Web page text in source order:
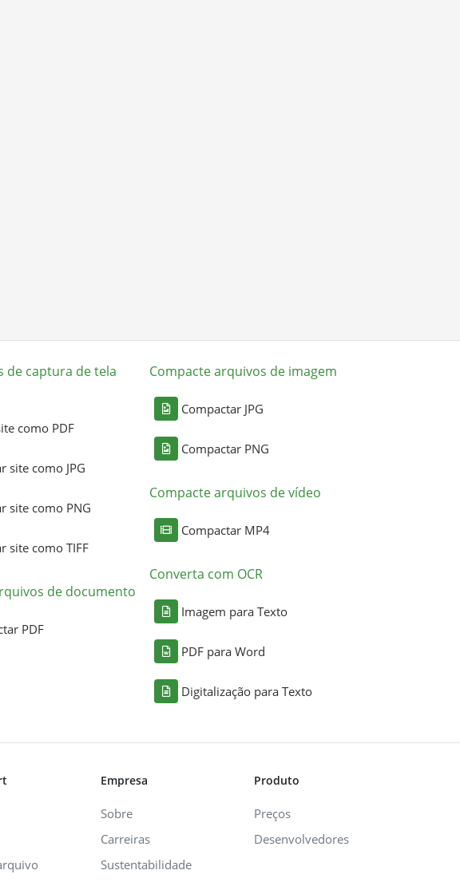
de captura de tela
como PDF
site como JPG
site como PNG
site como TIFF
de documento
PDF
Compacte arquivos de imagem
Compactar JPG
Compactar PNG
Compacte arquivos de vídeo
Compactar MP4
Converta com OCR
Imagem para Texto
PDF para Word
Digitalização para Texto
Empresa
Sobre
Carreiras
Sustentabilidade
Produto
Preços
Desenvolvedores